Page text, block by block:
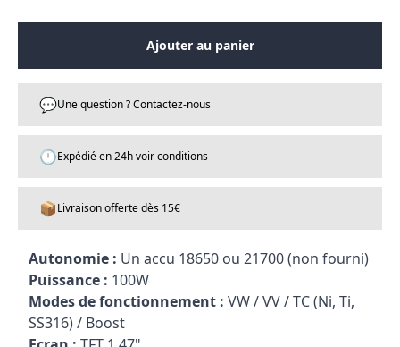
Ajouter au panier
💬Une question ? Contactez-nous
🕒Expédié en 24h voir conditions
📦Livraison offerte dès 15€
Autonomie : Un accu 18650 ou 21700 (non fourni)
Puissance : 100W
Modes de fonctionnement : VW / VV / TC (Ni, Ti,
SS316) / Boost